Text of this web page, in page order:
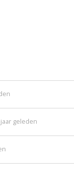
jaar geleden